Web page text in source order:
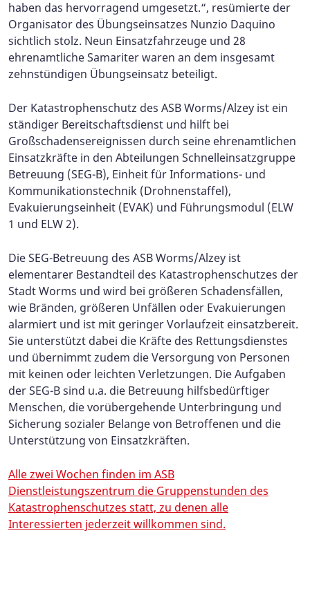
haben das hervorragend umgesetzt.“, resümierte der
Organisator des Übungseinsatzes Nunzio Daquino
sichtlich stolz. Neun Einsatzfahrzeuge und 28
ehrenamtliche Samariter waren an dem insgesamt
zehnstündigen Übungseinsatz beteiligt.
Der Katastrophenschutz des ASB Worms/Alzey ist ein
ständiger Bereitschaftsdienst und hilft bei
Großschadensereignissen durch seine ehrenamtlichen
Einsatzkräfte in den Abteilungen Schnelleinsatzgruppe
Betreuung (SEG-B), Einheit für Informations- und
Kommunikationstechnik (Drohnenstaffel),
Evakuierungseinheit (EVAK) und Führungsmodul (ELW
1 und ELW 2).
Die SEG-Betreuung des ASB Worms/Alzey ist
elementarer Bestandteil des Katastrophenschutzes der
Stadt Worms und wird bei größeren Schadensfällen,
wie Bränden, größeren Unfällen oder Evakuierungen
alarmiert und ist mit geringer Vorlaufzeit einsatzbereit.
Sie unterstützt dabei die Kräfte des Rettungsdienstes
und übernimmt zudem die Versorgung von Personen
mit keinen oder leichten Verletzungen. Die Aufgaben
der SEG-B sind u.a. die Betreuung hilfsbedürftiger
Menschen, die vorübergehende Unterbringung und
Sicherung sozialer Belange von Betroffenen und die
Unterstützung von Einsatzkräften.
Alle zwei Wochen finden im ASB
Dienstleistungszentrum die Gruppenstunden des
Katastrophenschutzes statt, zu denen alle
Interessierten jederzeit willkommen sind.